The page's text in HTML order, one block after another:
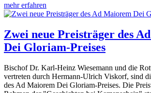
mehr erfahren
Zwei neue Preisträger des
Dei Gloriam-Preises
Bischof Dr. Karl-Heinz Wiesemann und die
vertreten durch Hermann-Ulrich Viskorf, sind
des Ad Maiorem Dei Gloriam-Preises. Die